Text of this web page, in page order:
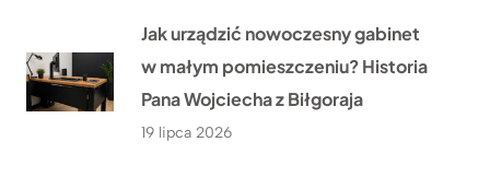
Jak urządzić nowoczesny gabinet
w małym pomieszczeniu? Historia
Pana Wojciecha z Biłgoraja
19 lipca 2026